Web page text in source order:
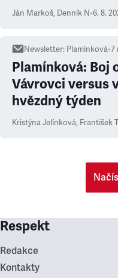
Ján Markoš, Denník N•6. 8.
Newsletter: Plamínková•7
Plamínková: Boj
Vávrovci versus
hvězdný týden
Kristýna Jelínková, František
Respekt
Redakce
Kontakty